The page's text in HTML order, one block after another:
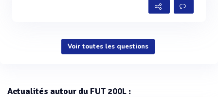
Voir toutes les questions
Actualités autour du FUT 200L :